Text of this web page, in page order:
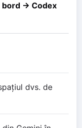
bord → Codex
dvs. de